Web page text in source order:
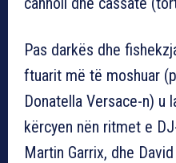
Pas darkës dhe
ftuarit më të moshuar
Donatella Versace-n) u
kërcyen nën ritmet e
Martin Garrix, dhe